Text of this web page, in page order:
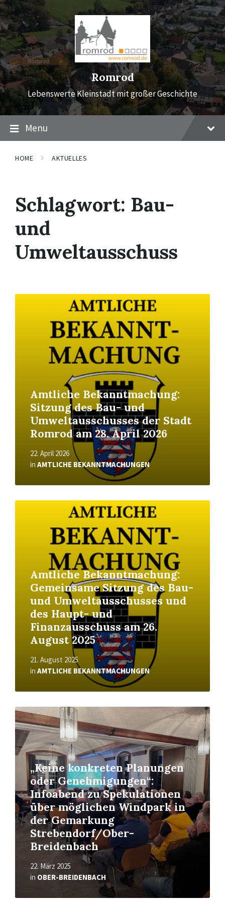
Skip
to
content
Skip
to
main
navigation
Skip
to
footer
Romrod
Lebenswerte Kleinstadt mit großer Geschichte
Menu
HOME AKTUELLES
Schlagwort: Bau-
und
Umweltausschuss
Amtliche Bekanntmachung:
Sitzung des Bau- und
Umweltausschusses der Stadt
Romrod am 28. April 2026
22. April 2026
in AMTLICHE BEKANNTMACHUNGEN
Read
Amtliche Bekanntmachung:
Gemeinsame Sitzung des Bau-
und Umweltausschusses und
des Haupt- und
Finanzausschuss am 26.
August 2025
21. August 2025
in AMTLICHE BEKANNTMACHUNGEN
Read
„Keine konkreten Planungen
oder Genehmigungen“:
Infoabend zu Spekulationen
über möglichen Windpark in
der Gemarkung
Strebendorf/Ober-
Breidenbach
22. März 2025
in OBER-BREIDENBACH
Read
More